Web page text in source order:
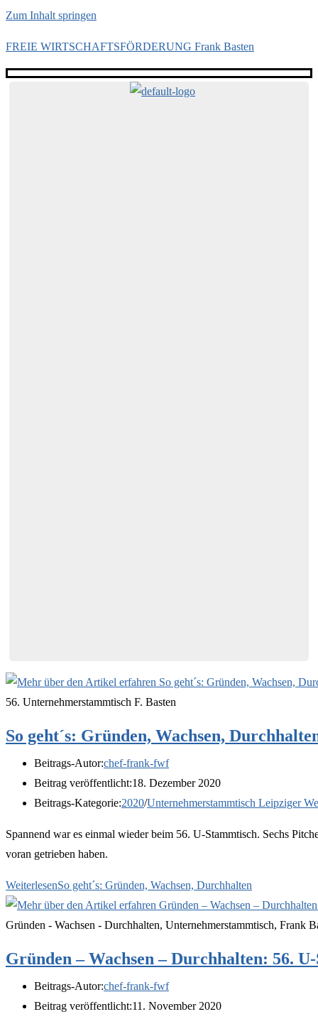
Zum Inhalt springen
FREIE WIRTSCHAFTSFÖRDERUNG Frank Basten
56. Unternehmerstammtisch F. Basten
So geht´s: Gründen, Wachsen,
Beitrags-Autor:chef-frank-fwf
Beitrag veröffentlicht:18. Dezember 2020
Beitrags-Kategorie:2020/Unternehmerstammtisch Leipziger
Spannend war es einmal wieder beim 56. U-Stammtisch. Sechs
voran getrieben haben.
WeiterlesenSo geht´s: Gründen, Wachsen, Durchhalten
Gründen - Wachsen - Durchhalten, Unternehmerstammtisch, Frank
Gründen – Wachsen – Durchhalten: 56.
Beitrags-Autor:chef-frank-fwf
Beitrag veröffentlicht:11. November 2020